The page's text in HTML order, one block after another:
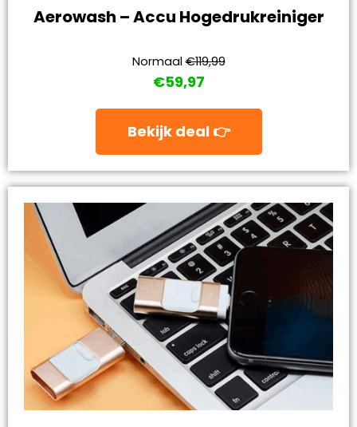
Aerowash – Accu Hogedrukreiniger
Normaal€119,99
€59,97
Bekijk deal 👉